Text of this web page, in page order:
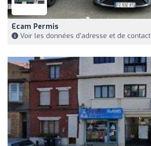
Ecam Permis
Voir les données d'adresse et de contact